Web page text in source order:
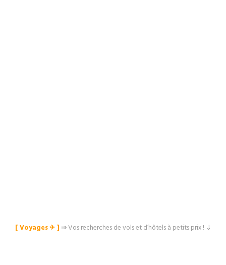
[ Voyages ✈︎ ]⇒Vos recherches de vols et d’hôtels à petits prix ! ⇓